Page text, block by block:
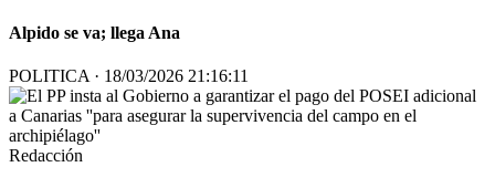
Alpido se va; llega Ana
POLITICA · 18/03/2026 21:16:11
Redacción